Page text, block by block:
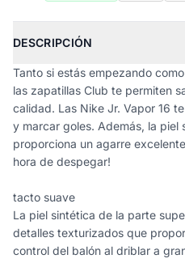
DESCRIPCIÓN
Tanto si estás empezando
las zapatillas Club te permiten
calidad. Las Nike Jr. Vapor 16
y marcar goles. Además, la
proporciona un agarre
hora de despegar!
tacto suave
La piel sintética de la parte
detalles texturizados que
control del balón al driblar a